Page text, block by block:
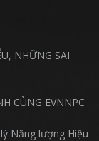
NHỮNG SAI
CÙNG EVNNPC
Năng lượng Hiệu